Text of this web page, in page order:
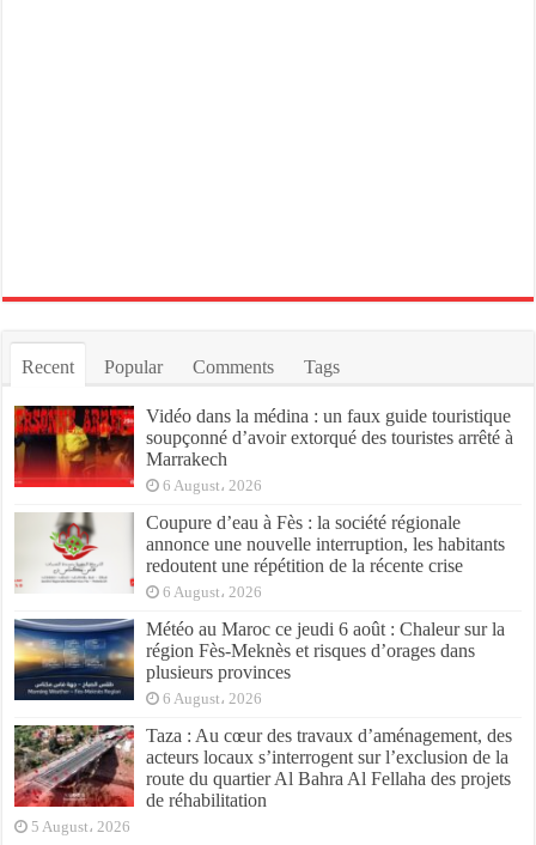
Recent Popular Comments Tags
Vidéo dans la médina : un faux guide touristique
soupçonné d’avoir extorqué des touristes arrêté à
Marrakech
6 August، 2026
Coupure d’eau à Fès : la société régionale
annonce une nouvelle interruption, les habitants
redoutent une répétition de la récente crise
6 August، 2026
Météo au Maroc ce jeudi 6 août : Chaleur sur la
région Fès-Meknès et risques d’orages dans
plusieurs provinces
6 August، 2026
Taza : Au cœur des travaux d’aménagement, des
acteurs locaux s’interrogent sur l’exclusion de la
route du quartier Al Bahra Al Fellaha des projets
de réhabilitation
5 August، 2026